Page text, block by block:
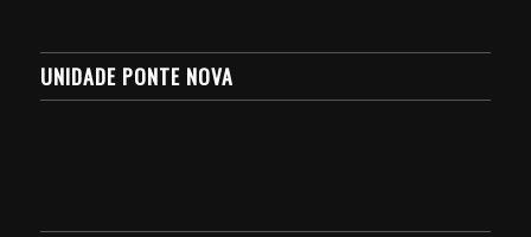
UNIDADE PONTE NOVA